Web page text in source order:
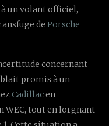
un volant officiel,
dePorsche
concernant
promis à un
Cadillacen
WEC, tout en lorgnant